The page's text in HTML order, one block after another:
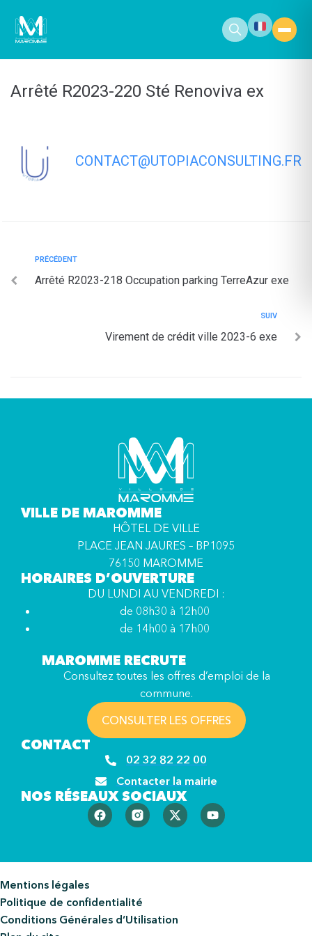
principal
Arrêté R2023-220 Sté Renoviva ex
CONTACT@UTOPIACONSULTING.FR
PRÉCÉDENT
Arrêté R2023-218 Occupation parking TerreAzur exe
SUIV
Virement de crédit ville 2023-6 exe
VILLE DE MAROMME
HÔTEL DE VILLE
PLACE JEAN JAURES – BP1095
76150 MAROMME
HORAIRES D’OUVERTURE
DU LUNDI AU VENDREDI :
de 08h30 à 12h00
de 14h00 à 17h00
MAROMME RECRUTE
Consultez toutes les offres d’emploi de la
commune.
CONSULTER LES OFFRES
CONTACT
02 32 82 22 00
Contacter la mairie
NOS RÉSEAUX SOCIAUX
Mentions légales
Politique de confidentialité
Conditions Générales d’Utilisation